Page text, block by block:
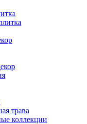
трава
коллекции